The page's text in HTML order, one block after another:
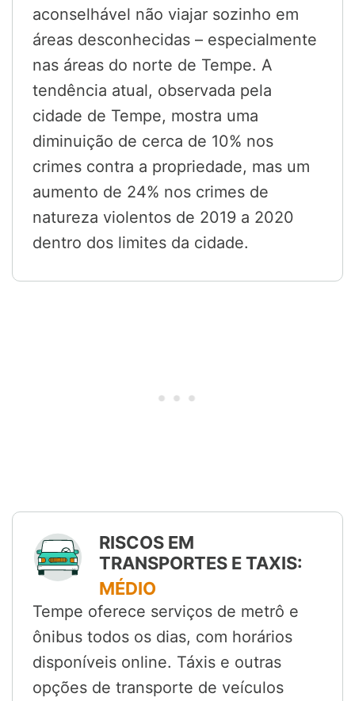
aconselhável não viajar sozinho em
áreas desconhecidas – especialmente
nas áreas do norte de Tempe. A
tendência atual, observada pela
cidade de Tempe, mostra uma
diminuição de cerca de 10% nos
crimes contra a propriedade, mas um
aumento de 24% nos crimes de
natureza violentos de 2019 a 2020
dentro dos limites da cidade.
RISCOS EM
TRANSPORTES E TAXIS:
MÉDIO
Tempe oferece serviços de metrô e
ônibus todos os dias, com horários
disponíveis online. Táxis e outras
opções de transporte de veículos